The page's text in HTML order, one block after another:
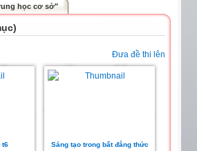
học cơ sở"
Đưa đề thi lên
t6 Sáng tạo trong bất đẳng thức